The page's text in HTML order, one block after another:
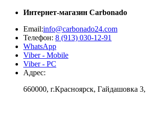
Интернет-магазин Carbonado
Email:info@carbonado24.com
Телефон: 8 (913) 030-12-91
WhatsApp
Viber - Mobile
Viber - PC
Адрес:
660000, г.Красноярск, Гайдашовка